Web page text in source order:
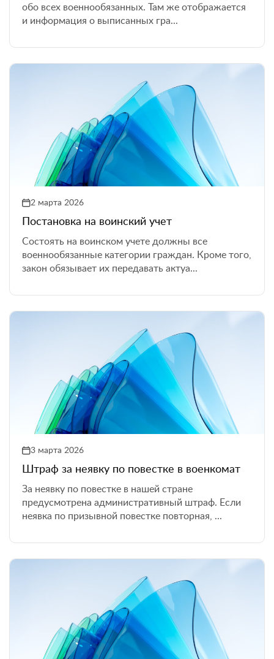
обо всех военнообязанных. Там же отображается
и информация о выписанных гра...
2 марта 2026
Постановка на воинский учет
Состоять на воинском учете должны все
военнообязанные категории граждан. Кроме того,
закон обязывает их передавать актуа...
3 марта 2026
Штраф за неявку по повестке в военкомат
За неявку по повестке в нашей стране
предусмотрена административный штраф. Если
неявка по призывной повестке повторная, ...